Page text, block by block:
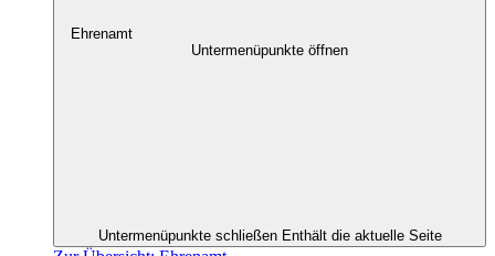
Ehrenamt
Untermenüpunkte öffnen
Untermenüpunkte schließen Enthält die aktuelle Seite